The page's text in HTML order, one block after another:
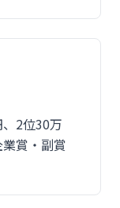
2位30万
賞・副賞